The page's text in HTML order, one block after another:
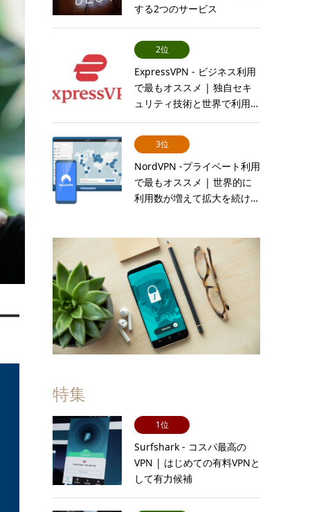
する2つのサービス
2位
ExpressVPN - ビジネス利用
で最もオススメ | 独自セキ
ュリティ技術と世界で利用…
3位
NordVPN -プライベート利用
で最もオススメ | 世界的に
利用数が増えて拡大を続け…
特集
1位
Surfshark - コスパ最高の
VPN | はじめての有料VPNと
して有力候補